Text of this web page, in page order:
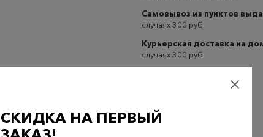
Самовывоз из пунктов
случаях 300 руб.
Курьерская доставка на
случаях 300 руб.
СКИДКА НА ПЕРВЫЙ